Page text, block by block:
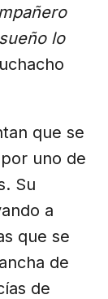
lo
que se
uno de
Su
a
que se
de
de